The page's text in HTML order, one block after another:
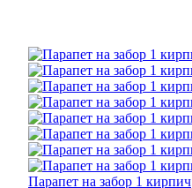
Парапет на забор 1 кирпич